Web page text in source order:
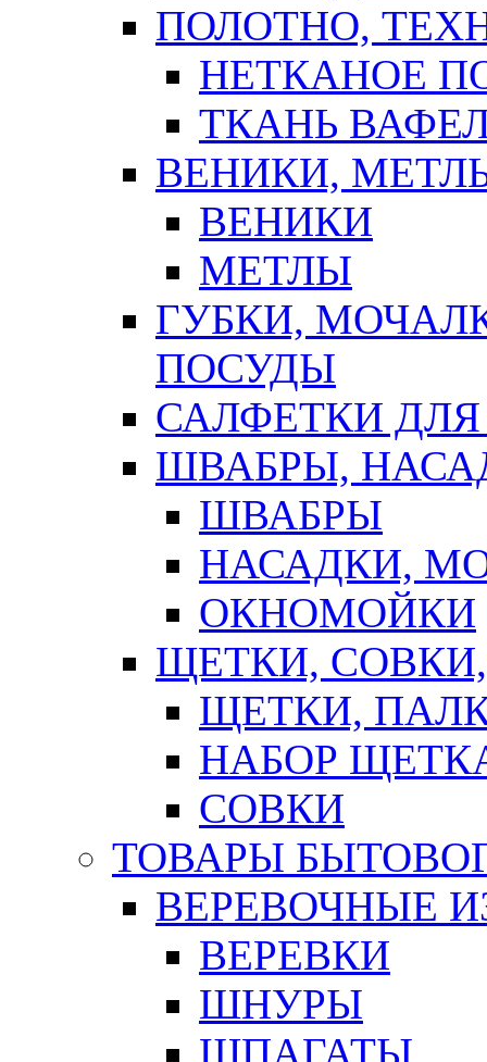
ПОЛОТНО,
НЕТКАНОЕ
ТКАНЬ
ВЕНИКИ,
ВЕНИКИ
МЕТЛЫ
ГУБКИ,
ПОСУДЫ
САЛФЕТКИ
ШВАБРЫ,
ШВАБРЫ
НАСАДКИ,
ОКНОМОЙКИ
ЩЕТКИ,
ЩЕТКИ,
НАБОР
СОВКИ
ТОВАРЫ
ВЕРЕВОЧНЫЕ
ВЕРЕВКИ
ШНУРЫ